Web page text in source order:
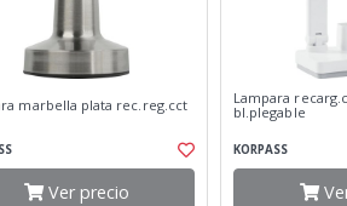
marbella plata rec.reg.cct
Ver precio
Lampara
bl.plegable
KORPASS